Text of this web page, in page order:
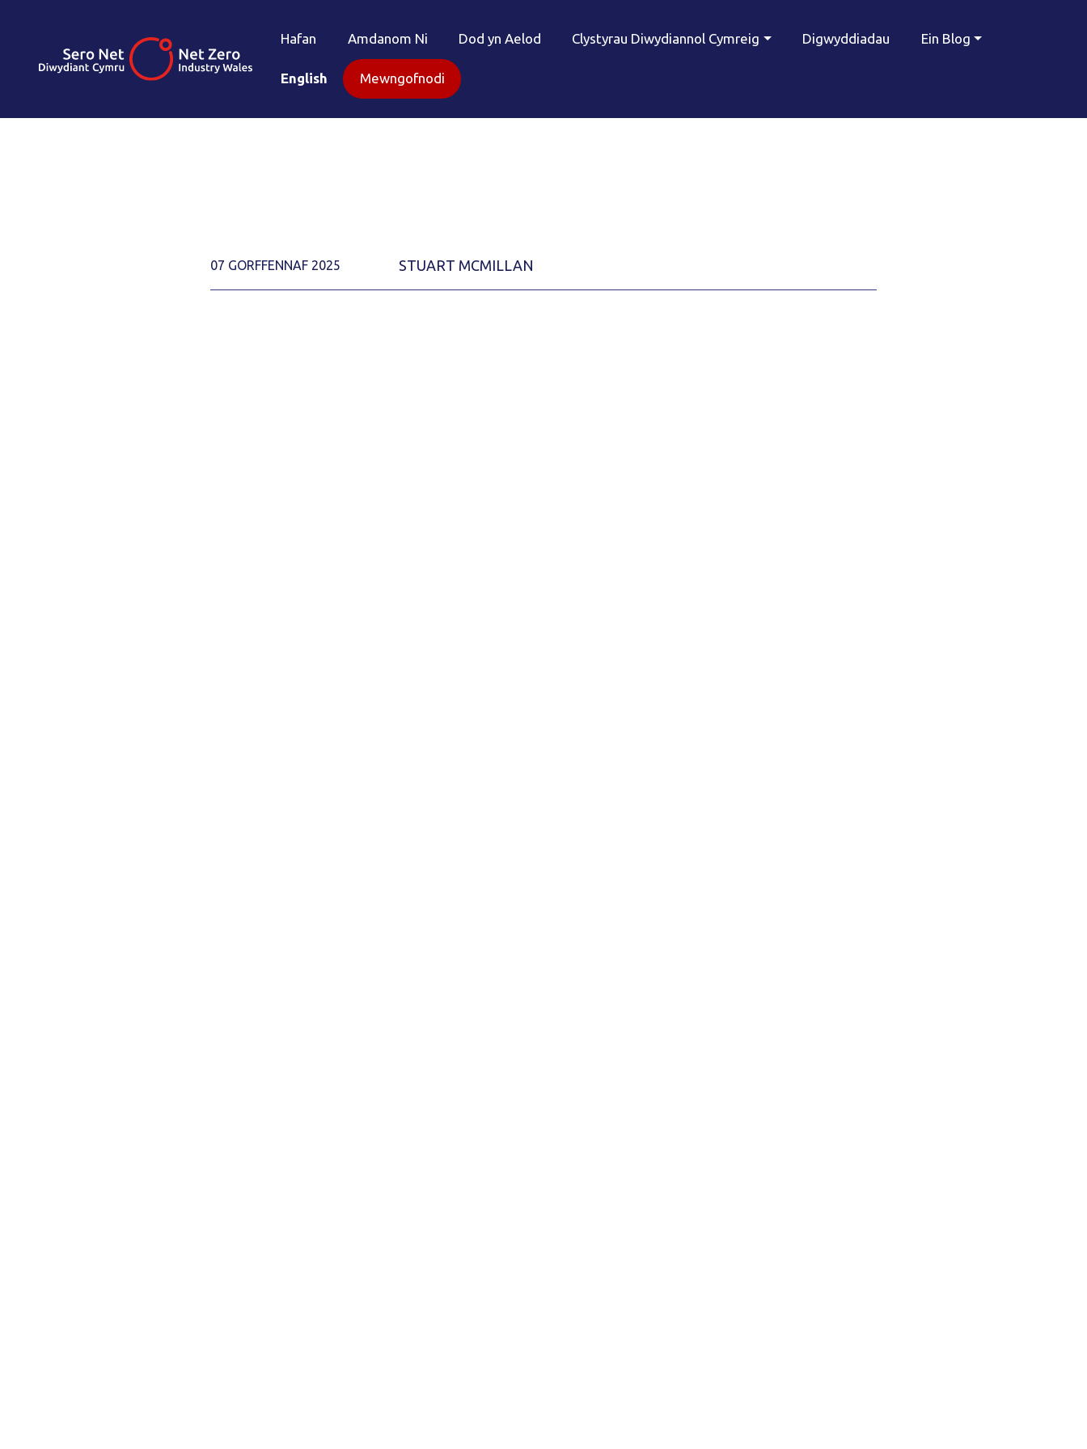
Hafan Amdanom Ni Dod yn Aelod Clystyrau Diwydiannol Cymreig Digwyddiadau Ein Blog
English Mewngofnodi
07 GORFFENNAF 2025 STUART MCMILLAN